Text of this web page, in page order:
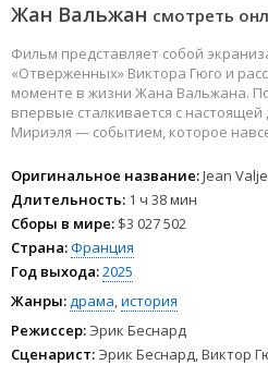
Жан Вальжан смотреть
Фильм представляет собой
«Отверженных» Виктора Гюго и
моменте в жизни Жана Вальжана.
впервые сталкивается с
Мириэля — событием, которое
Оригинальное название:Jean
Длительность: 1 ч 38 мин
Сборы в мире: $3 027 502
Страна:Франция
Год выхода:2025
Жанры:драма,история
Режиссер: Эрик Беснард
Сценарист: Эрик Беснард, Виктор